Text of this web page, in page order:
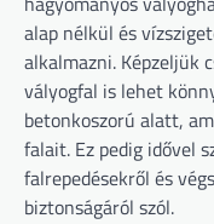
alap nélkül és
alkalmazni. Képzeljük
vályogfal is lehet
betonkoszorú alatt,
falait. Ez pedig idővel
falrepedésekről és
biztonságáról szól.